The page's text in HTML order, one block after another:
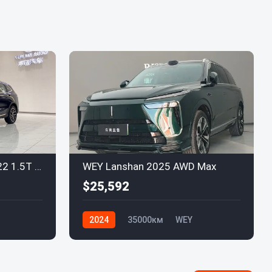
WEY Latte DHT-PHEV 2022 1.5T Полный привод WEY Lanshan 2025 AWD Max
$25,592
2024 35000км WEY